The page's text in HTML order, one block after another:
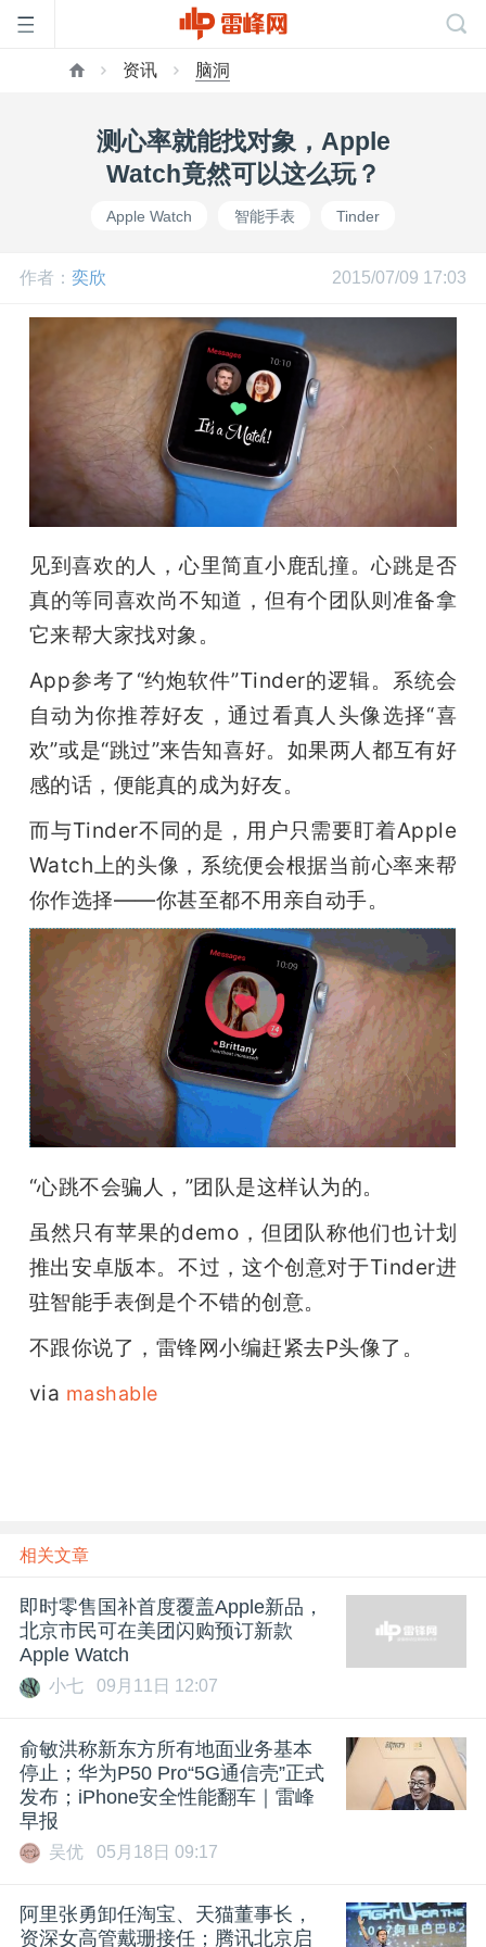
开
课
动
中
GAIR
题
爱
搞
资讯 脑洞
测心率就能找对象，Apple
Watch竟然可以这么玩？
Apple Watch 智能手表 Tinder
作者： 奕欣 2015/07/09 17:03
见到喜欢的人，心里简直小鹿乱撞。心跳是否
真的等同喜欢尚不知道，但有个团队则准备拿
它来帮大家找对象。
App参考了“约炮软件”Tinder的逻辑。系统会
自动为你推荐好友，通过看真人头像选择“喜
欢”或是“跳过”来告知喜好。如果两人都互有好
感的话，便能真的成为好友。
而与Tinder不同的是，用户只需要盯着Apple
Watch上的头像，系统便会根据当前心率来帮
你作选择——你甚至都不用亲自动手。
“心跳不会骗人，”团队是这样认为的。
虽然只有苹果的demo，但团队称他们也计划
推出安卓版本。不过，这个创意对于Tinder进
驻智能手表倒是个不错的创意。
不跟你说了，雷锋网小编赶紧去P头像了。
via mashable
相关文章
即时零售国补首度覆盖Apple新品，
北京市民可在美团闪购预订新款
Apple Watch
小七 09月11日 12:07
​俞敏洪称新东方所有地面业务基本
停止；华为P50 Pro“5G通信壳”正式
发布；iPhone安全性能翻车｜雷峰
早报
吴优 05月18日 09:17
阿里张勇卸任淘宝、天猫董事长，
资深女高管戴珊接任；腾讯北京启